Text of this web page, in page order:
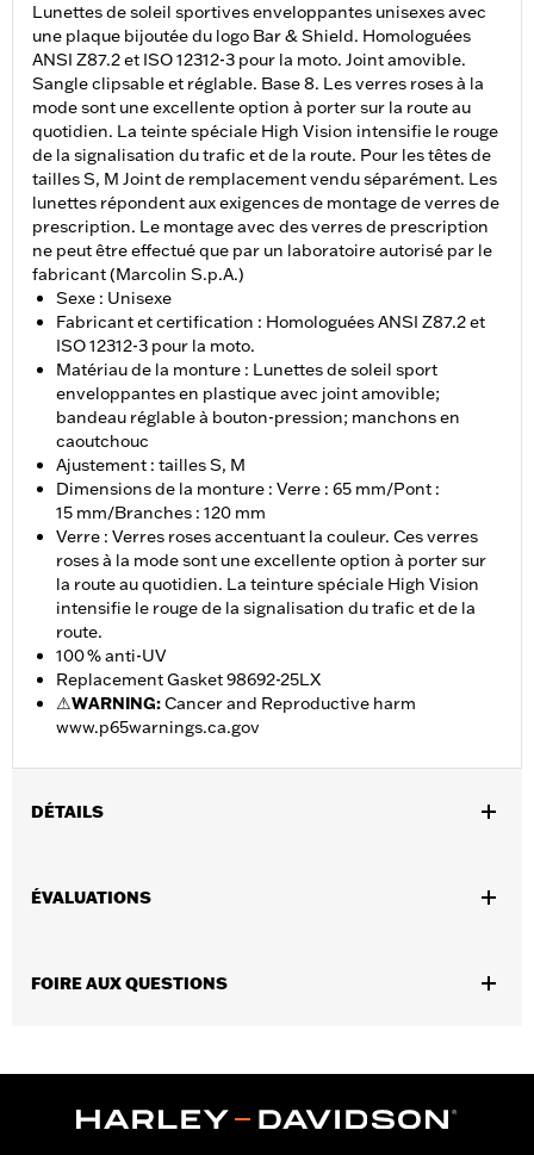
Lunettes de soleil sportives enveloppantes unisexes avec
une plaque bijoutée du logo Bar & Shield. Homologuées
ANSI Z87.2 et ISO 12312-3 pour la moto. Joint amovible.
Sangle clipsable et réglable. Base 8. Les verres roses à la
mode sont une excellente option à porter sur la route au
quotidien. La teinte spéciale High Vision intensifie le rouge
de la signalisation du trafic et de la route. Pour les têtes de
tailles S, M Joint de remplacement vendu séparément. Les
lunettes répondent aux exigences de montage de verres de
prescription. Le montage avec des verres de prescription
ne peut être effectué que par un laboratoire autorisé par le
fabricant (Marcolin S.p.A.)
Sexe : Unisexe
Fabricant et certification : Homologuées ANSI Z87.2 et
ISO 12312-3 pour la moto.
Matériau de la monture : Lunettes de soleil sport
enveloppantes en plastique avec joint amovible;
bandeau réglable à bouton-pression; manchons en
caoutchouc
Ajustement : tailles S, M
Dimensions de la monture : Verre : 65 mm/Pont :
15 mm/Branches : 120 mm
Verre : Verres roses accentuant la couleur. Ces verres
roses à la mode sont une excellente option à porter sur
la route au quotidien. La teinture spéciale High Vision
intensifie le rouge de la signalisation du trafic et de la
route.
100 % anti-UV
Replacement Gasket 98692-25LX
⚠WARNING:Cancer and Reproductive harm
www.p65warnings.ca.gov
DÉTAILS
Caractéristiques fonctionnelles:
RX Ready
d.com/warrantypour obtenir tous les détails
Dimension Description:Verre : 65 mm/Pont : 15 mm/Branches :
ÉVALUATIONS
FOIRE AUX QUESTIONS